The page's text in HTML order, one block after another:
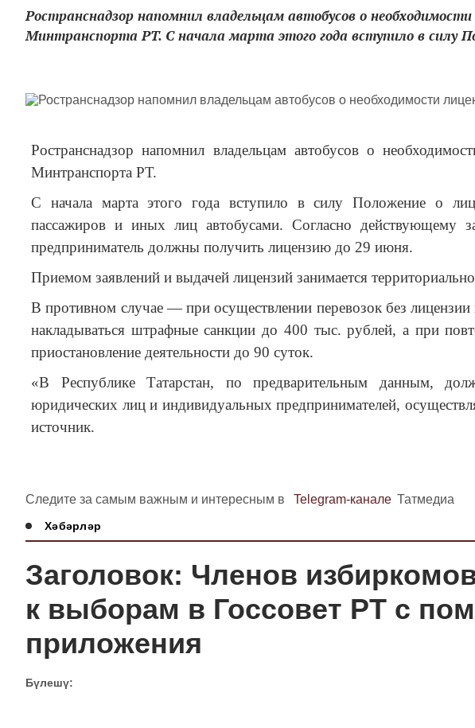
Ространснадзор напомнил владельцам автобусов о
Минтранспорта РТ. С начала марта этого года вступило в силу
Ространснадзор напомнил владельцам автобусов о
Минтранспорта РТ.
С начала марта этого года вступило в силу Положение о
пассажиров и иных лиц автобусами. Согласно действующему
предприниматель должны получить лицензию до 29 июня.
Приемом заявлений и выдачей лицензий занимается
В противном случае — при осуществлении перевозок без
накладываться штрафные санкции до 400 тыс. рублей, а при
приостановление деятельности до 90 суток.
«В Республике Татарстан, по предварительным данным,
юридических лиц и индивидуальных предпринимателей,
источник.
Следите за самым важным и интересным в Telegram-канале Татмедиа
Хәбәрләр
Заголовок: Членов
к выборам в Госсовет РТ с
приложения
Бүлешү: